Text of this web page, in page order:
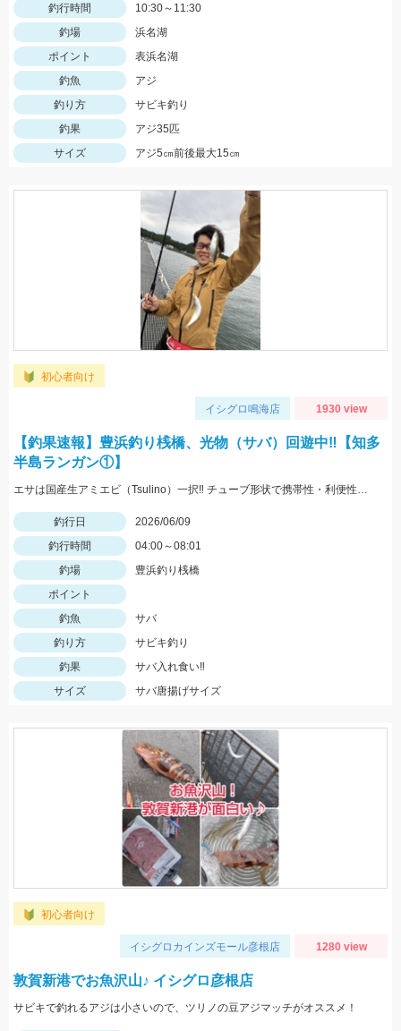
釣行時間
10:30～11:30
釣場
浜名湖
ポイント
表浜名湖
釣魚
アジ
釣り方
サビキ釣り
釣果
アジ35匹
サイズ
アジ5㎝前後最大15㎝
初心者向け
イシグロ鳴海店 1930 view
【釣果速報】豊浜釣り桟橋、光物（サバ）回遊中‼【知多
半島ランガン①】
エサは国産生アミエビ（Tsulino）一択‼ チューブ形状で携帯性・利便性の鬼‼ 半端ない‼入れ食い‼
釣行日
2026/06/09
釣行時間
04:00～08:01
釣場
豊浜釣り桟橋
ポイント
釣魚
サバ
釣り方
サビキ釣り
釣果
サバ入れ食い‼
サイズ
サバ唐揚げサイズ
初心者向け
イシグロカインズモール彦根店 1280 view
敦賀新港でお魚沢山♪ イシグロ彦根店
サビキで釣れるアジは小さいので、ツリノの豆アジマッチがオススメ！